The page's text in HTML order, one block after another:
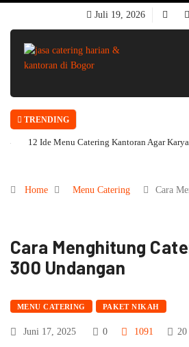
Juli 19, 2026
TRENDING
12 Ide Menu Catering Kantoran Agar
Home Menu Catering Cara
Cara Menghitung
300 Undangan
MENU CATERING PAKET NIKAH
Juni 17, 2025 0 1091 20